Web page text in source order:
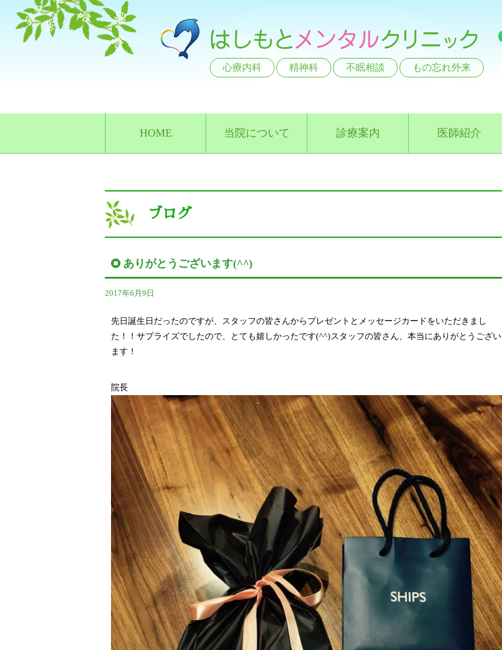
心療内科 精神科 不眠相談 もの忘れ外来
HOME 当院について 診療案内 医師紹介
ブログ
ありがとうございます(^^)
2017年6月9日
先日誕生日だったのですが、スタッフの皆さんからプレゼントとメッセージカードをいただきまし
た！！サプライズでしたので、とても嬉しかったです(^^)スタッフの皆さん、本当にありがとうござい
ます！
院長